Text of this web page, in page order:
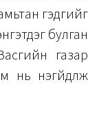
гэдгийг
булган
газар
үнэгүйдүүлж